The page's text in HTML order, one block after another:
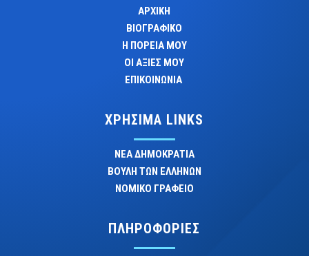
ΑΡΧΙΚΗ
ΒΙΟΓΡΑΦΙΚΟ
Η ΠΟΡΕΙΑ ΜΟΥ
ΟΙ ΑΞΙΕΣ ΜΟΥ
ΕΠΙΚΟΙΝΩΝΙΑ
ΧΡΗΣΙΜΑ LINKS
ΝΕΑ ΔΗΜΟΚΡΑΤΙΑ
ΒΟΥΛΗ ΤΩΝ ΕΛΛΗΝΩΝ
ΝΟΜΙΚΟ ΓΡΑΦΕΙΟ
ΠΛΗΡΟΦΟΡΙΕΣ